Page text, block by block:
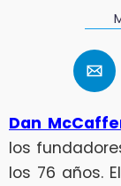
Dan
los
los 76 años.